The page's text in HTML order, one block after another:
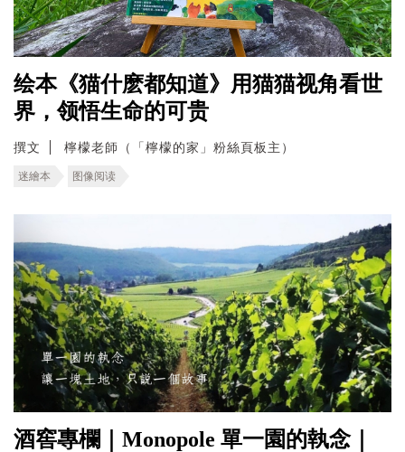
绘本《猫什麽都知道》用猫猫视角看世
界，领悟生命的可贵
撰文 檸檬老師（「檸檬的家」粉絲頁板主）
迷繪本 图像阅读
酒窖專欄｜Monopole 單一園的執念｜